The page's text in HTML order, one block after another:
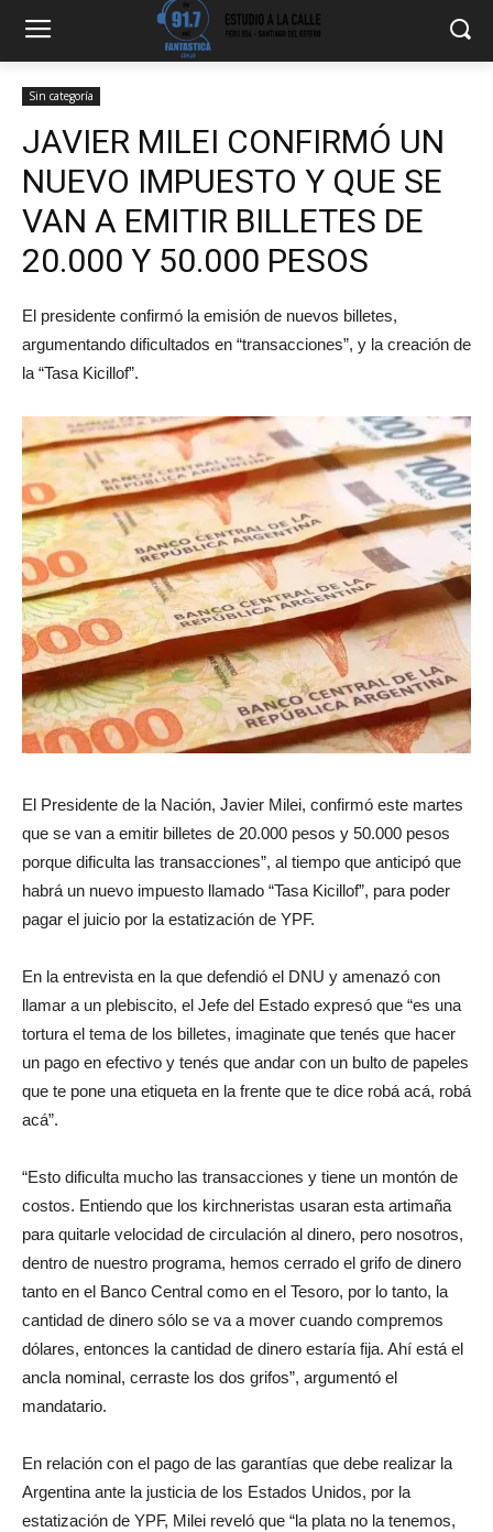
Sin categoría
JAVIER MILEI CONFIRMÓ UN
NUEVO IMPUESTO Y QUE SE
VAN A EMITIR BILLETES DE
20.000 Y 50.000 PESOS
El presidente confirmó la emisión de nuevos billetes,
argumentando dificultados en “transacciones”, y la creación de
la “Tasa Kicillof”.
El Presidente de la Nación, Javier Milei, confirmó este martes
que se van a emitir billetes de 20.000 pesos y 50.000 pesos
porque dificulta las transacciones”, al tiempo que anticipó que
habrá un nuevo impuesto llamado “Tasa Kicillof”, para poder
pagar el juicio por la estatización de YPF.
En la entrevista en la que defendió el DNU y amenazó con
llamar a un plebiscito, el Jefe del Estado expresó que “es una
tortura el tema de los billetes, imaginate que tenés que hacer
un pago en efectivo y tenés que andar con un bulto de papeles
que te pone una etiqueta en la frente que te dice robá acá, robá
acá”.
“Esto dificulta mucho las transacciones y tiene un montón de
costos. Entiendo que los kirchneristas usaran esta artimaña
para quitarle velocidad de circulación al dinero, pero nosotros,
dentro de nuestro programa, hemos cerrado el grifo de dinero
tanto en el Banco Central como en el Tesoro, por lo tanto, la
cantidad de dinero sólo se va a mover cuando compremos
dólares, entonces la cantidad de dinero estaría fija. Ahí está el
ancla nominal, cerraste los dos grifos”, argumentó el
mandatario.
En relación con el pago de las garantías que debe realizar la
Argentina ante la justicia de los Estados Unidos, por la
estatización de YPF, Milei reveló que “la plata no la tenemos,